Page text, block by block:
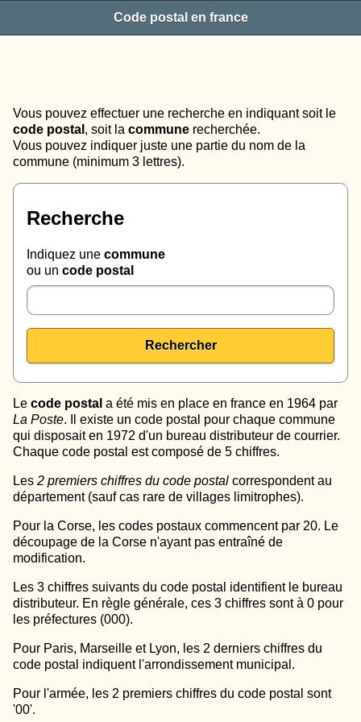
Code postal en france
Vous pouvez effectuer une recherche en indiquant soit le
code postal , soit la commune recherchée.
Vous pouvez indiquer juste une partie du nom de la
commune (minimum 3 lettres).
Recherche
Indiquez une commune
ou un code postal
Rechercher
Le code postal a été mis en place en france en 1964 par
La Poste. Il existe un code postal pour chaque commune
qui disposait en 1972 d'un bureau distributeur de courrier.
Chaque code postal est composé de 5 chiffres.
Les 2 premiers chiffres du code postal correspondent au
département (sauf cas rare de villages limitrophes).
Pour la Corse, les codes postaux commencent par 20. Le
découpage de la Corse n'ayant pas entraîné de
modification.
Les 3 chiffres suivants du code postal identifient le bureau
distributeur. En règle générale, ces 3 chiffres sont à 0 pour
les préfectures (000).
Pour Paris, Marseille et Lyon, les 2 derniers chiffres du
code postal indiquent l'arrondissement municipal.
Pour l'armée, les 2 premiers chiffres du code postal sont
'00'.